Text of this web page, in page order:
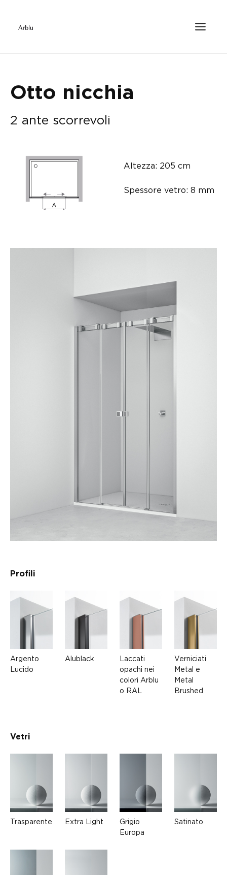
Otto nicchia
2 ante scorrevoli
Altezza: 205 cm
Spessore vetro: 8 mm
Profili
Argento
Lucido
Alublack
Laccati
opachi nei
colori Arblu
o RAL
Verniciati
Metal e
Metal
Brushed
Vetri
Trasparente Extra Light
Grigio
Europa
Satinato